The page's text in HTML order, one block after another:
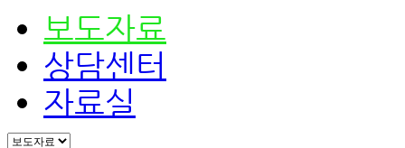
보도자료
상담센터
자료실